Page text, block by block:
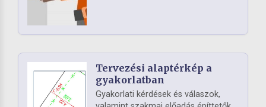
Tervezési alaptérkép a
gyakorlatban
Gyakorlati kérdések és válaszok,